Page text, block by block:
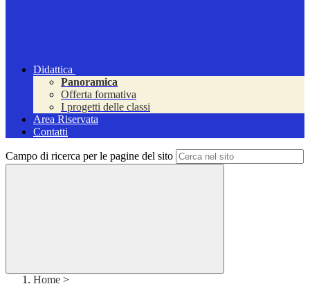
Didattica
Panoramica
Offerta formativa
I progetti delle classi
Area Riservata
Contatti
Campo di ricerca per le pagine del sito
Home >